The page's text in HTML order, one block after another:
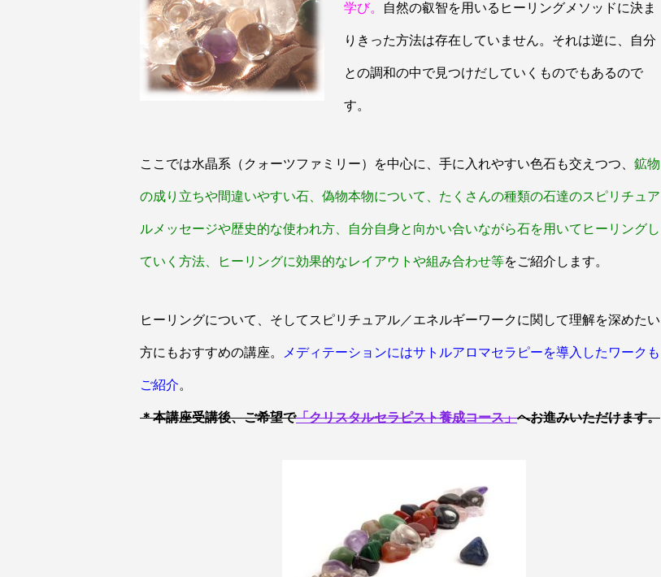
学び。 自然の叡智を用いるヒーリングメソッドに決ま
りきった方法は存在していません。それは逆に、自分
との調和の中で見つけだしていくものでもあるので
す。
ここでは水晶系（クォーツファミリー）を中心に、手に入れやすい色石も交えつつ、 鉱物
の成り立ちや間違いやすい石、偽物本物について、たくさんの種類の石達のスピリチュア
ルメッセージや歴史的な使われ方、自分自身と向かい合いながら石を用いてヒーリングし
ていく方法、ヒーリングに効果的なレイアウトや組み合わせ等をご紹介します。
ヒーリングについて、そしてスピリチュアル／エネルギーワークに関して理解を深めたい
方にもおすすめの講座。 メディテーションにはサトルアロマセラピーを導入したワークも
ご紹介。
＊本講座受講後、ご希望で「クリスタルセラピスト養成コース」へお進みいただけます。